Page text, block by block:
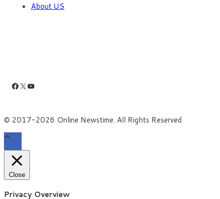
About US
Facebook
X YouTube
© 2017-2026 Online Newstime. All Rights Reserved
Close
Privacy Overview